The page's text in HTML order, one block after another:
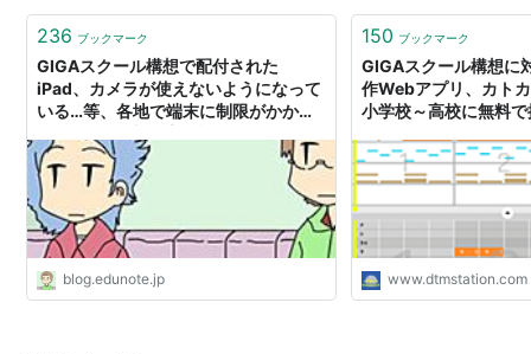
236 ブックマーク
GIGAスクール構想で配付された
iPad、カメラが使えないようになって
いる…等、各地で端末に制限がかかる
blog.edunote.jp
150 ブックマーク
GIGAスクール構想に
作Webアプリ、カト
小学校～高校に無料
www.dtmstation.com